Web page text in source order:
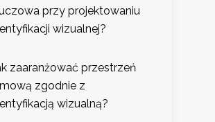
przy projektowaniu
wizualnej?
zaaranżować przestrzeń
zgodnie z
wizualną?